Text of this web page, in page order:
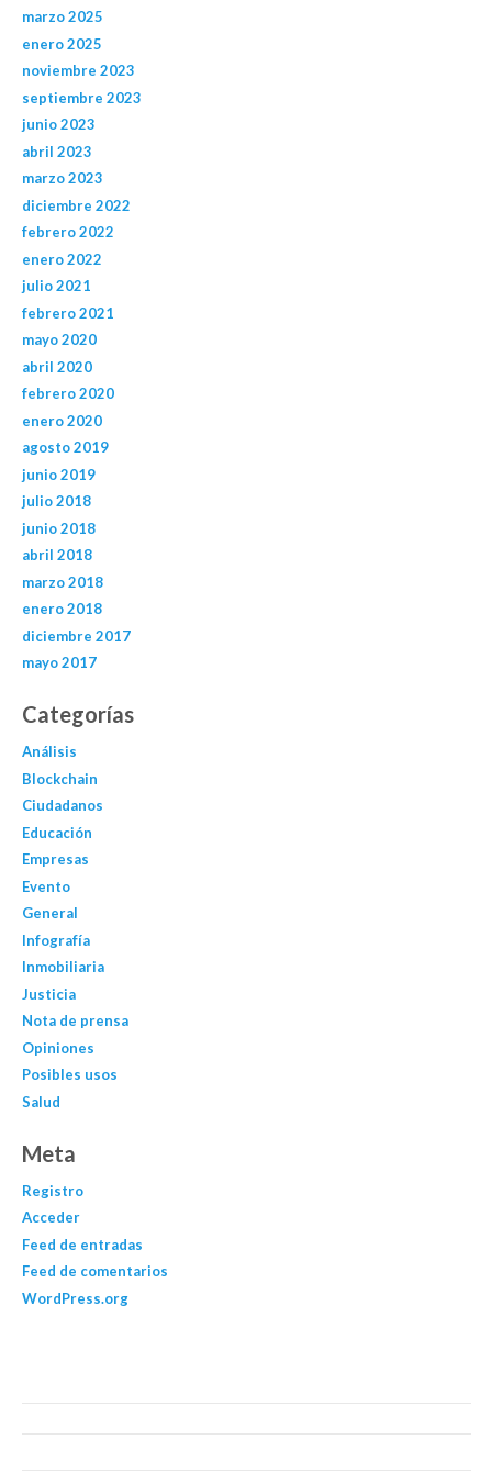
marzo 2025
enero 2025
noviembre 2023
septiembre 2023
junio 2023
abril 2023
marzo 2023
diciembre 2022
febrero 2022
enero 2022
julio 2021
febrero 2021
mayo 2020
abril 2020
febrero 2020
enero 2020
agosto 2019
junio 2019
julio 2018
junio 2018
abril 2018
marzo 2018
enero 2018
diciembre 2017
mayo 2017
Categorías
Análisis
Blockchain
Ciudadanos
Educación
Empresas
Evento
General
Infografía
Inmobiliaria
Justicia
Nota de prensa
Opiniones
Posibles usos
Salud
Meta
Registro
Acceder
Feed de entradas
Feed de comentarios
WordPress.org